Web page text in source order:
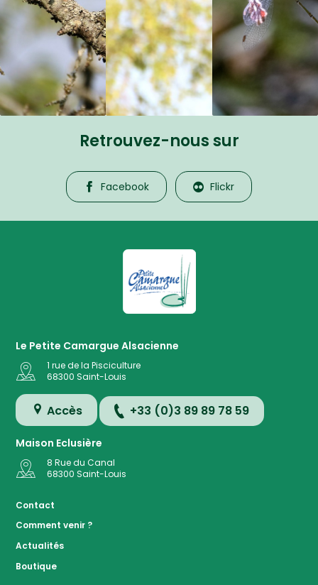
Retrouvez-nous sur
Facebook Flickr
La Petite Camargue
Le Petite Camargue Alsacienne
1 rue de la Pisciculture
68300 Saint-Louis
Accès +33 (0)3 89 89 78 59
Maison Eclusière
8 Rue du Canal
68300 Saint-Louis
Contact
Comment venir ?
Actualités
Boutique